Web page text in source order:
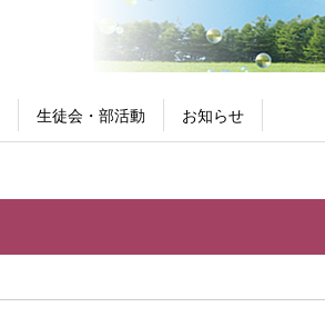
生徒会・部活動 お知らせ